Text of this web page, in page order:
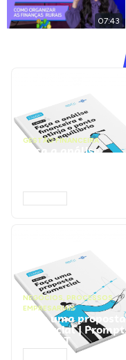
07:43
GESTÃO FINANCEIRA
Faça a análise
NEGÓCIOS, PROCESSOS
EMPRESARIAIS
Faça uma proposta
comercial |
ChatGPT